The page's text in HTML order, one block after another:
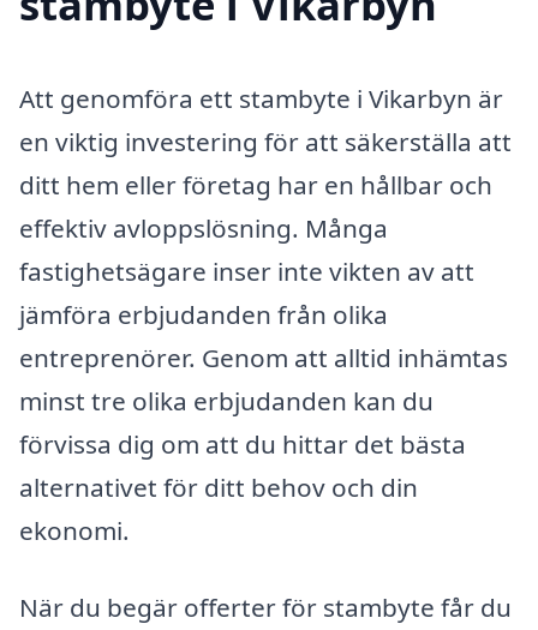
Att genomföra ett stambyte i Vikarbyn är
en viktig investering för att säkerställa att
ditt hem eller företag har en hållbar och
effektiv avloppslösning. Många
fastighetsägare inser inte vikten av att
jämföra erbjudanden från olika
entreprenörer. Genom att alltid inhämtas
minst tre olika erbjudanden kan du
förvissa dig om att du hittar det bästa
alternativet för ditt behov och din
ekonomi.
När du begär offerter för stambyte får du